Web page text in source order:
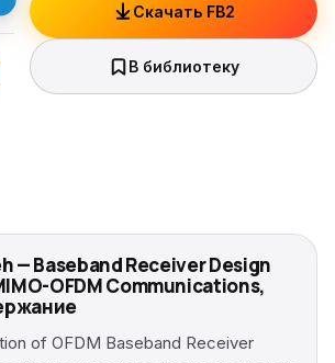
Скачать FB2
В библиотеку
— Baseband Receiver Design
OFDM Communications,
of OFDM Baseband Receiver